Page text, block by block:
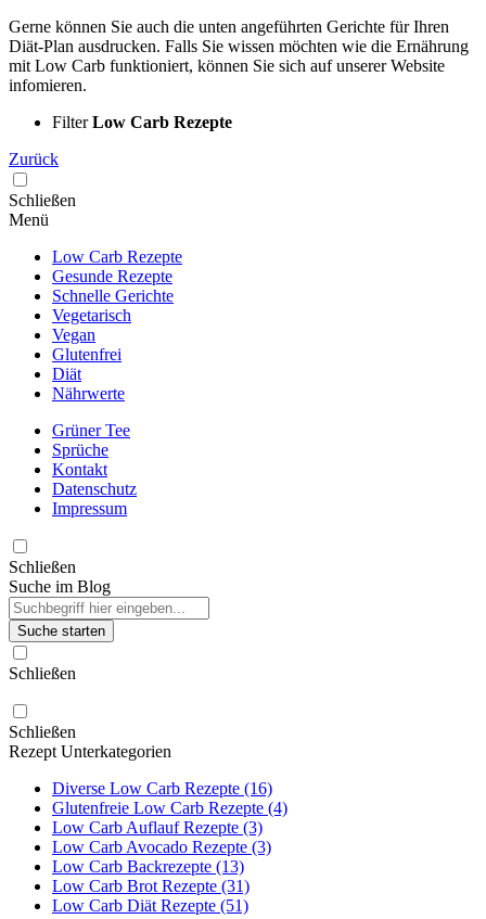
Gerne können Sie auch die unten angeführten Gerichte für Ihren
Diät-Plan ausdrucken. Falls Sie wissen möchten wie die Ernährung
mit Low Carb funktioniert, können Sie sich auf unserer Website
infomieren.
FilterLow Carb Rezepte
Zurück
Schließen
Menü
Low Carb Rezepte
Gesunde Rezepte
Schnelle Gerichte
Vegetarisch
Vegan
Glutenfrei
Diät
Nährwerte
Grüner Tee
Sprüche
Kontakt
Datenschutz
Impressum
Schließen
Suche im Blog
Suche starten
Schließen
Schließen
Rezept Unterkategorien
Diverse Low Carb Rezepte (16)
Glutenfreie Low Carb Rezepte (4)
Low Carb Auflauf Rezepte (3)
Low Carb Avocado Rezepte (3)
Low Carb Backrezepte (13)
Low Carb Brot Rezepte (31)
Low Carb Diät Rezepte (51)